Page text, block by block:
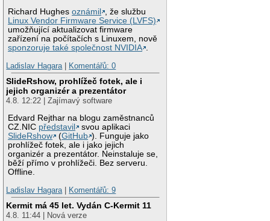
Richard Hughesoznámil
, že službu
Linux Vendor Firmware Service (LVFS)
umožňující aktualizovat firmware
zařízení na počítačích s Linuxem, nově
sponzoruje také společnost NVIDIA .
Ladislav Hagara | Komentářů: 0
SlideRshow, prohlížeč fotek, ale i
jejich organizér a prezentátor
4.8. 12:22 | Zajímavý software
Edvard Rejthar na blogu zaměstnanců
CZ.NIC představil
svou aplikaci
SlideRshow
(GitHub ). Funguje jako
prohlížeč fotek, ale i jako jejich
organizér a prezentátor. Neinstaluje se,
běží přímo v prohlížeči. Bez serveru.
Offline.
Ladislav Hagara | Komentářů: 9
Kermit má 45 let. Vydán C-Kermit 11
4.8. 11:44 | Nová verze